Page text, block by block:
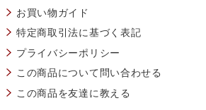
お買い物ガイド
特定商取引法に基づく表記
プライバシーポリシー
この商品について問い合わせる
この商品を友達に教える